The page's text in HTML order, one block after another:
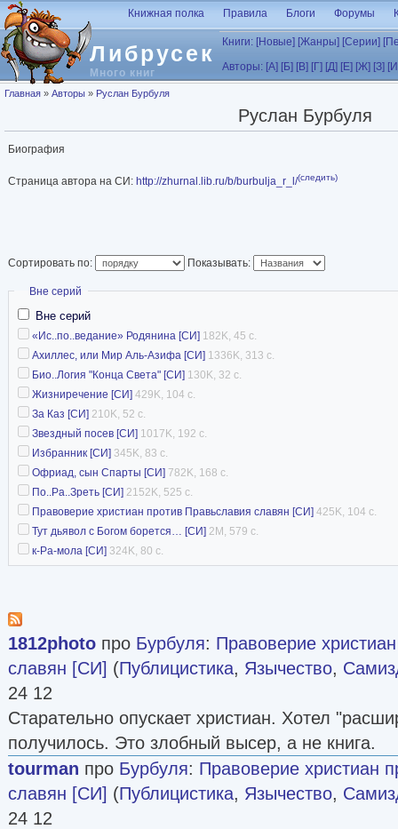
Перейти к основному содержанию
Либрусек
Много книг
Книжная полка Правила Блоги Форумы
Книги: [Новые] [Жанры] [Серии]
Авторы: [А] [Б] [В] [Г] [Д] [Е] [Ж] [З]
Вы здесь
Главная » Авторы » Руслан Бурбуля
Руслан Бурбуля
Биография
Страница автора на СИ: http://zhurnal.lib.ru/b/burbulja_r_l/(следить)
Сортировать по: Показывать:
Скрыть
Вне серий
Вне серий
«Ис..по..ведание» Родянина [СИ] 182K, 45 с.
Ахиллес, или Мир Аль-Азифа [СИ] 1336K, 313 с.
Био..Логия "Конца Света" [СИ] 130K, 32 с.
Жизниречение [СИ] 429K, 104 с.
За Каз [СИ] 210K, 52 с.
Звездный посев [СИ] 1017K, 192 с.
Избранник [СИ] 345K, 83 с.
Офриад, сын Спарты [СИ] 782K, 168 с.
По..Ра..Зреть [СИ] 2152K, 525 с.
Правоверие христиан против Правьславия славян [СИ] 425K, 104 с.
Тут дьявол с Богом борется… [СИ] 2M, 579 с.
к-Ра-мола [СИ] 324K, 80 с.
1812photo про Бурбуля: Правоверие
славян [СИ] (Публицистика, Язычество,
24 12
Старательно опускает христиан. Хотел
получилось. Это злобный высер, а не книга.
tourman про Бурбуля: Правоверие христиан
славян [СИ] (Публицистика, Язычество,
24 12